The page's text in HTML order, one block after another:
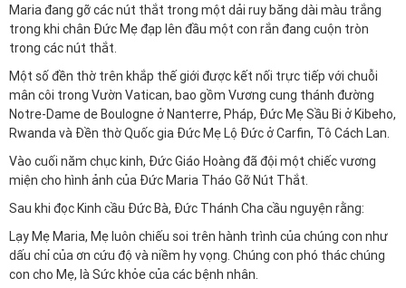
Maria đang gỡ các nút thắt trong một dải ruy băng dài màu trắng
trong khi chân Đức Mẹ đạp lên đầu một con rắn đang cuộn tròn
trong các nút thắt.
Một số đền thờ trên khắp thế giới được kết nối trực tiếp với chuỗi
mân côi trong Vườn Vatican, bao gồm Vương cung thánh đường
Notre-Dame de Boulogne ở Nanterre, Pháp, Đức Mẹ Sầu Bi ở Kibeho,
Rwanda và Đền thờ Quốc gia Đức Mẹ Lộ Đức ở Carfin, Tô Cách Lan.
Vào cuối năm chục kinh, Đức Giáo Hoàng đã đội một chiếc vương
miện cho hình ảnh của Đức Maria Tháo Gỡ Nút Thắt.
Sau khi đọc Kinh cầu Đức Bà, Đức Thánh Cha cầu nguyện rằng:
Lạy Mẹ Maria, Mẹ luôn chiếu soi trên hành trình của chúng con như
dấu chỉ của ơn cứu độ và niềm hy vọng. Chúng con phó thác chúng
con cho Mẹ, là Sức khỏe của các bệnh nhân.